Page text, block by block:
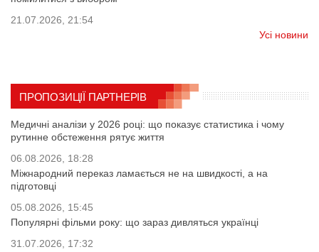
21.07.2026, 21:54
Усі новини
ПРОПОЗИЦІЇ ПАРТНЕРІВ
Медичні аналізи у 2026 році: що показує статистика і чому
рутинне обстеження рятує життя
06.08.2026, 18:28
Міжнародний переказ ламається не на швидкості, а на
підготовці
05.08.2026, 15:45
Популярні фільми року: що зараз дивляться українці
31.07.2026, 17:32